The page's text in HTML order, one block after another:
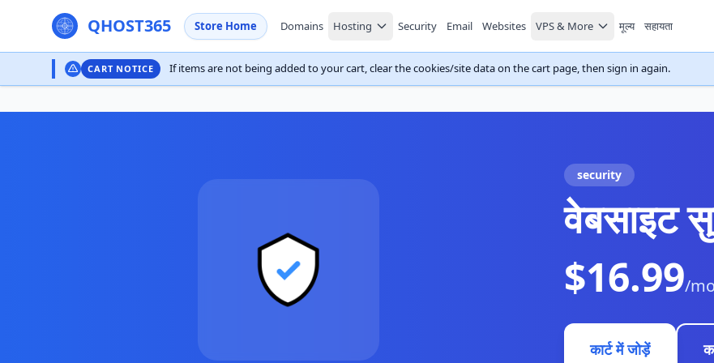
QHOST365 Store Home Domains Hosting Security Email Websites VPS & More मूल्य सहायता
CART NOTICE If items are not being added to your cart, clear the cookies/site data on the cart page, then sign in again.
security
वेबसाइट
$16.99/mo
कार्ट में जोड़ें